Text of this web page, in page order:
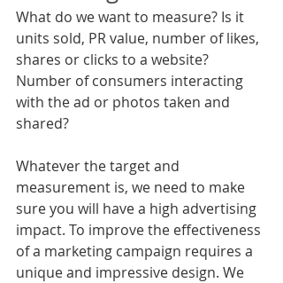
What do we want to measure? Is it
units sold, PR value, number of likes,
shares or clicks to a website?
Number of consumers interacting
with the ad or photos taken and
shared?
Whatever the target and
measurement is, we need to make
sure you will have a high advertising
impact. To improve the effectiveness
of a marketing campaign requires a
unique and impressive design. We